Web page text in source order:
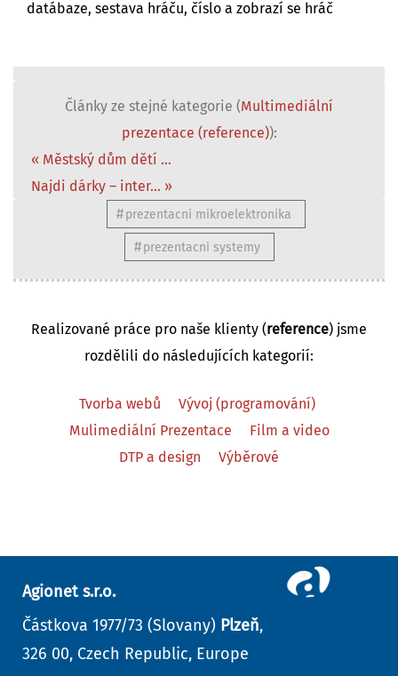
datábaze, sestava hráču, číslo a zobrazí se hráč
Články ze stejné kategorie (Multimediální
prezentace (reference)):
« Městský dům dětí ...
Najdi dárky – inter... »
prezentacni mikroelektronika
prezentacni systemy
Realizované práce pro naše klienty (reference) jsme
rozdělili do následujících kategorií:
Tvorba webů
Vývoj (programování)
Mulimediální Prezentace
Film a video
DTP a design
Výběrové
Agionet s.r.o.
Částkova 1977/73 (Slovany) Plzeň,
326 00, Czech Republic, Europe